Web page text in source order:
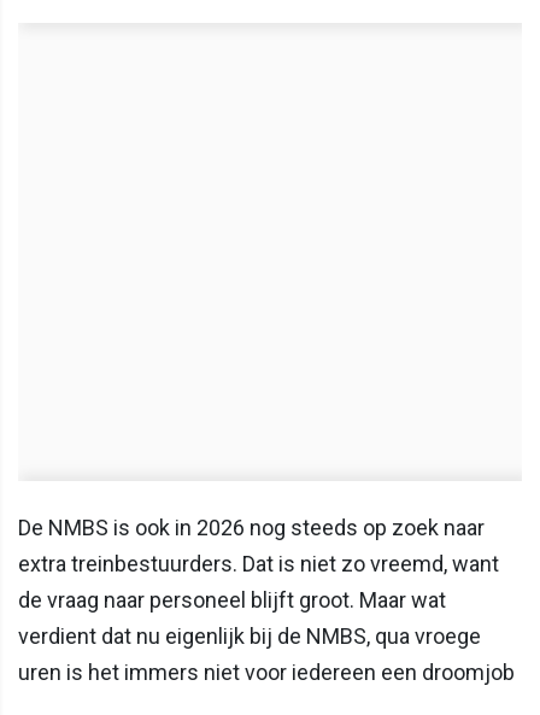
De NMBS is ook in 2026 nog steeds op zoek naar
extra treinbestuurders. Dat is niet zo vreemd, want
de vraag naar personeel blijft groot. Maar wat
verdient dat nu eigenlijk bij de NMBS, qua vroege
uren is het immers niet voor iedereen een droomjob